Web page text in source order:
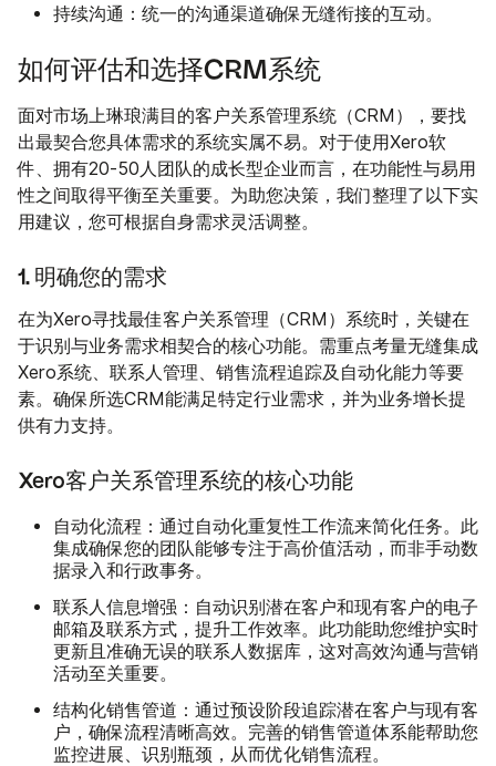
持续沟通： 统一的沟通渠道确保无缝衔接的互动。
如何评估和选择CRM系统
面对市场上琳琅满目的客户关系管理系统（CRM），要找
出最契合您具体需求的系统实属不易。对于使用Xero软
件、拥有20-50人团队的成长型企业而言，在功能性与易用
性之间取得平衡至关重要。为助您决策，我们整理了以下实
用建议，您可根据自身需求灵活调整。
1. 明确您的需求
在为Xero寻找最佳客户关系管理（CRM）系统时，关键在
于识别与业务需求相契合的核心功能。需重点考量无缝集成
Xero系统、联系人管理、销售流程追踪及自动化能力等要
素。确保所选CRM能满足特定行业需求，并为业务增长提
供有力支持。
Xero客户关系管理系统的核心功能
自动化流程： 通过自动化重复性工作流来简化任务。此
集成确保您的团队能够专注于高价值活动，而非手动数
据录入和行政事务。
联系人信息增强： 自动识别潜在客户和现有客户的电子
邮箱及联系方式，提升工作效率。此功能助您维护实时
更新且准确无误的联系人数据库，这对高效沟通与营销
活动至关重要。
结构化销售管道： 通过预设阶段追踪潜在客户与现有客
户，确保流程清晰高效。完善的销售管道体系能帮助您
监控进展、识别瓶颈，从而优化销售流程。